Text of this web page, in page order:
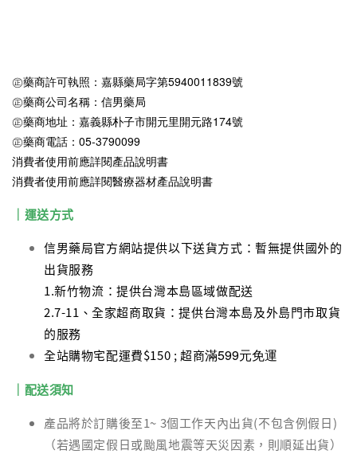
㊣藥商許可執照：嘉縣藥局字第5940011839號
㊣藥商公司名稱：信男藥局
㊣藥商地址：嘉義縣朴子市開元里開元路174號
㊣藥商電話：05-3790099
消費者使用前應詳閱產品說明書
消費者使用前應詳閱醫療器材產品說明書
｜運送方式
信男藥局官方網站提供以下送貨方式：暫無提供國外的
出貨服務
1.新竹物流：提供台灣本島區域做配送
2.7-11、全家超商取貨：提供台灣本島及外島門市取貨
的服務
全站購物宅配運費$150 ; 超商滿599元免運
｜配送須知
產品將於訂購後至1~ 3個工作天內出貨(不包含例假日)
（若遇國定假日或颱風地震等天災因素，則順延出貨）